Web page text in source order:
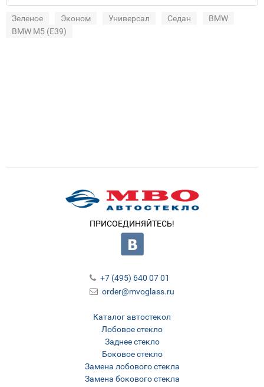
Зеленое Эконом Универсал Седан
BMW
BMW M5 (E39)
ПРИСОЕДИНЯЙТЕСЬ!
Каталог автостекол
Лобовое стекло
Заднее стекло
Боковое стекло
Замена лобового стекла
Замена бокового стекла
+7 (495) 640 07 01
order@mvoglass.ru